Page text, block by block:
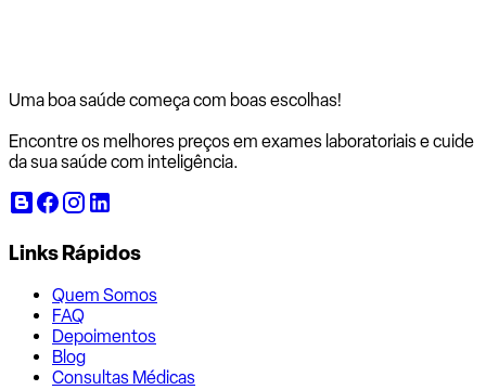
Uma boa saúde começa com boas escolhas!
Encontre os melhores preços em exames laboratoriais e cuide
da sua saúde com inteligência.
Links Rápidos
Quem Somos
FAQ
Depoimentos
Blog
Consultas Médicas